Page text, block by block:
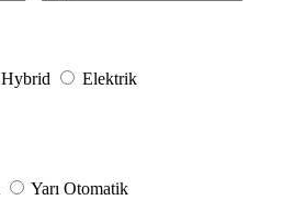
Hybrid Elektrik
Yarı Otomatik